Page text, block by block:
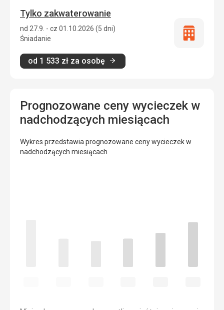
Tylko zakwaterowanie
nd 27.9. - cz 01.10.2026 (5 dni)
Śniadanie
od 1 533 zł za osobę
Tylko
Prognozowane ceny wycieczek w
nadchodzących miesiącach
Wykres przedstawia prognozowane ceny wycieczek w
nadchodzących miesiącach